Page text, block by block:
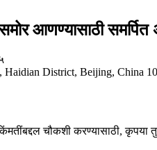
आणण्यासाठी
District, Beijing, China
चौकशी करण्यासाठी,